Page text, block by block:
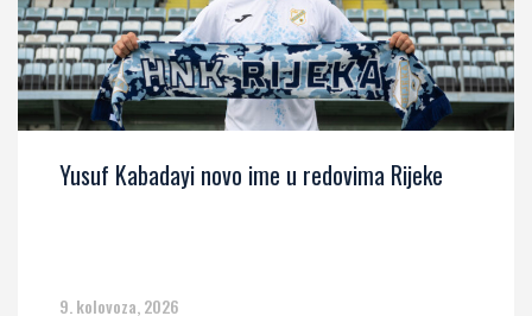
Yusuf Kabadayi novo ime u redovima Rijeke
9. kolovoza, 2026